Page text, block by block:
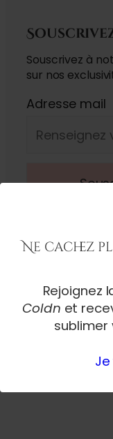
Ne cachez
Rejoignez
Coldn et
Souscrivez à
sur nos
Adresse mail